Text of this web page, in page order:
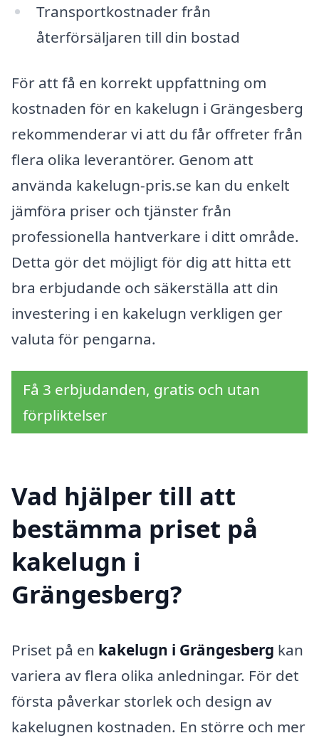
Transportkostnader från
återförsäljaren till din bostad
För att få en korrekt uppfattning om
kostnaden för en kakelugn i Grängesberg
rekommenderar vi att du får offreter från
flera olika leverantörer. Genom att
använda kakelugn-pris.se kan du enkelt
jämföra priser och tjänster från
professionella hantverkare i ditt område.
Detta gör det möjligt för dig att hitta ett
bra erbjudande och säkerställa att din
investering i en kakelugn verkligen ger
valuta för pengarna.
Få 3 erbjudanden, gratis och utan
förpliktelser
Vad hjälper till att
bestämma priset på
kakelugn i
Grängesberg?
Priset på en kakelugn i Grängesberg kan
variera av flera olika anledningar. För det
första påverkar storlek och design av
kakelugnen kostnaden. En större och mer